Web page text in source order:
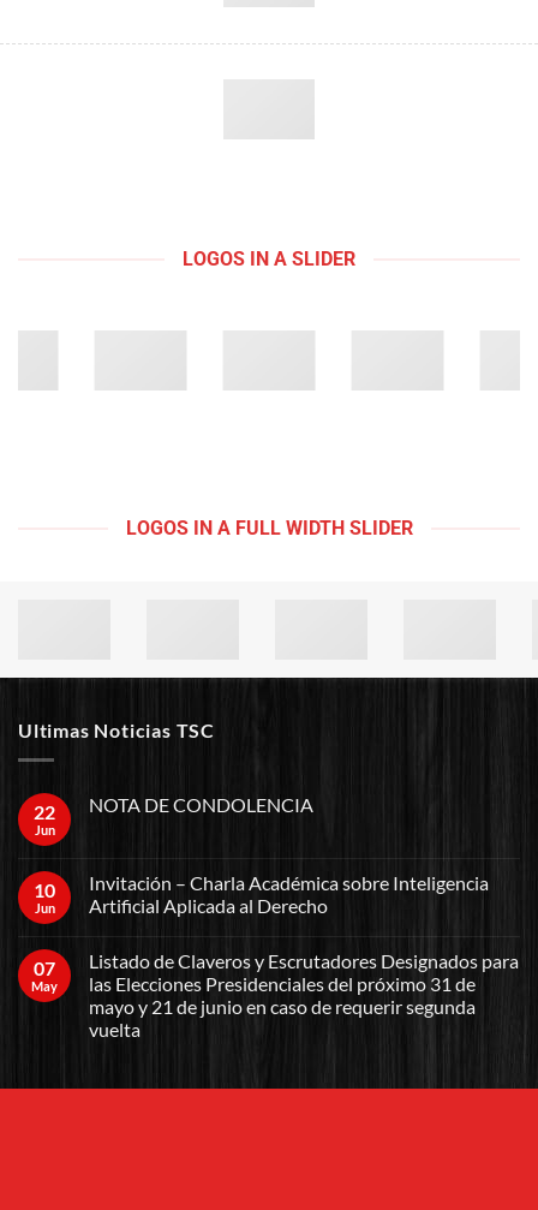
LOGOS IN A SLIDER
LOGOS IN A FULL WIDTH SLIDER
Ultimas Noticias TSC
22
Jun
NOTA DE CONDOLENCIA
10
Jun
Invitación – Charla Académica sobre Inteligencia
Artificial Aplicada al Derecho
07
May
Listado de Claveros y Escrutadores Designados para
las Elecciones Presidenciales del próximo 31 de
mayo y 21 de junio en caso de requerir segunda
vuelta